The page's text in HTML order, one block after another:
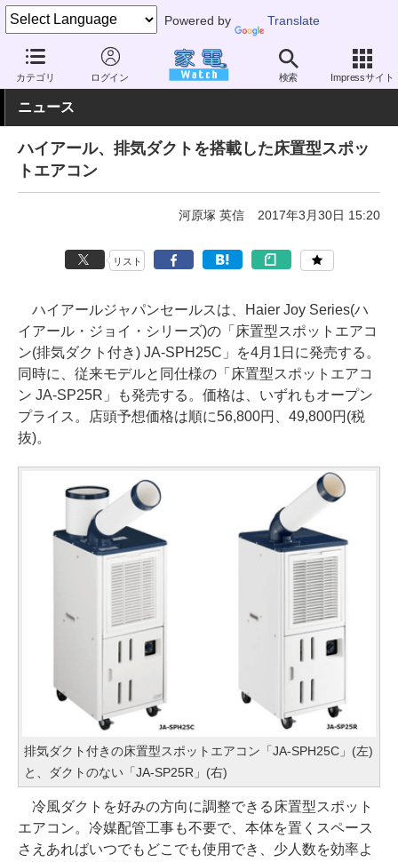
Powered by Translate
カテゴリ ログイン 検索 Impressサイト
家電 Watch 空調家電 エアコン
ニュース
ハイアール、排気ダクトを搭載した床置型スポッ
トエアコン
河原塚 英信 2017年3月30日 15:20
リスト
ハイアールジャパンセールスは、Haier Joy Series(ハ
イアール・ジョイ・シリーズ)の「床置型スポットエアコ
ン(排気ダクト付き) JA-SPH25C」を4月1日に発売する。
同時に、従来モデルと同仕様の「床置型スポットエアコ
ン JA-SP25R」も発売する。価格は、いずれもオープン
プライス。店頭予想価格は順に56,800円、49,800円(税
抜)。
排気ダクト付きの床置型スポットエアコン「JA-SPH25C」(左)
と、ダクトのない「JA-SP25R」(右)
冷風ダクトを好みの方向に調整できる床置型スポット
エアコン。冷媒配管工事も不要で、本体を置くスペース
さえあればいつでもどこでも使用でき、少人数を効率よ